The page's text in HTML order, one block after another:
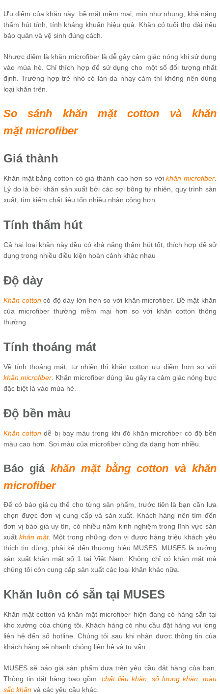
Ưu điểm của khăn này: bề mặt mềm mại, mịn như nhung, khả năng
thấm hút tính, tính kháng khuẩn hiệu quả. Khăn có tuổi thọ dài nếu
bảo quản và vệ sinh đúng cách.
Nhược điểm là khăn microfiber là dễ gây cảm giác nóng khi sử dụng
vào mùa hè. Chỉ thích hợp để sử dụng cho một số đối tượng nhất
định. Trường hợp trẻ nhỏ có làn da nhạy cảm thì không nên dùng
loại khăn trên.
So sánh khăn mặt cotton và khăn
mặt microfiber
Giá thành
Khăn mặt bằng cotton có giá thành cao hơn so vớikhăn microfiber
Lý do là bởi khăn sản xuất bởi các sợi bông tự nhiên, quy trình sản
xuất, tìm kiếm chất liệu tốn nhiều nhân công hơn.
Tính thấm hút
Cả hai loại khăn này đều có khả năng thấm hút tốt, thích hợp để sử
dụng trong nhiều điều kiện hoàn cảnh khác nhau
Độ dày
Khăn cottoncó độ dày lớn hơn so với khăn microfiber. Bề mặt khăn
của microfiber thường mềm mại hơn so với khăn cotton thông
thường.
Tính thoáng mát
Về tính thoáng mát, tự nhiên thì khăn cotton ưu điểm hơn so với
khăn microfiber . Khăn microfiber dùng lâu gây ra cảm giác nóng bực
đặc biệt là vào mùa hè.
Độ bền màu
Khăn cotton dễ bị bay màu trong khi đó khăn microfiber có độ bền
màu cao hơn. Sợi màu của microfiber cũng đa dạng hơn nhiều.
Báo giá khăn mặt bằng cotton và khăn
microfiber
Để có báo giá cụ thể cho từng sản phẩm, trước tiên là bạn cần lựa
chọn được đơn vị cung cấp và sản xuất. Khách hàng nên tìm đến
đơn vị báo giá uy tín, có nhiều năm kinh nghiệm trong lĩnh vực sản
xuấtkhăn mặt. Một trong những đơn vị được hàng triệu khách yêu
thích tin dùng, phải kể đến thương hiệu MUSES. MUSES là xưởng
sản xuất khăn mặt số 1 tại Việt Nam. Không chỉ có khăn mặt mà
chúng tôi còn cung cấp sản xuất các loại khăn khác nữa.
Khăn luôn có sẵn tại MUSES
Khăn mặt cotton và khăn mặt microfiber hiện đang có hàng sẵn tại
kho xưởng của chúng tôi. Khách hàng có nhu cầu đặt hàng vui lòng
liên hệ đến số hotline. Chúng tôi sau khi nhận được thông tin của
khách hàng sẽ nhanh chóng liên hệ và tư vấn.
MUSES sẽ báo giá sản phẩm dựa trên yêu cầu đặt hàng của bạn.
Thông tin đặt hàng bao gồm: chất liệu khăn số lượng khăn
màu
sắc khăn và các yêu cầu khác.